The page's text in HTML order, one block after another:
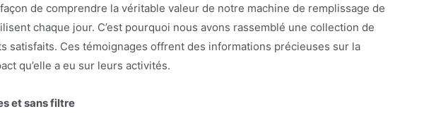
de comprendre la véritable valeur de notre machine de remplissage de
chaque jour. C’est pourquoi nous avons rassemblé une collection de
satisfaits. Ces témoignages offrent des informations précieuses sur la
qu’elle a eu sur leurs activités.
et sans filtre